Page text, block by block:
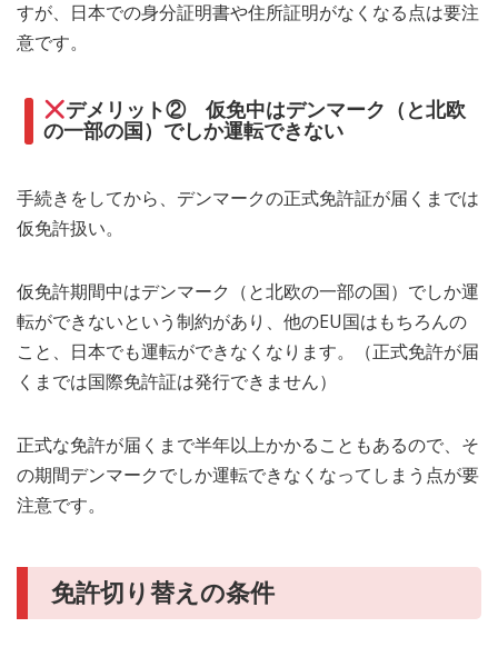
すが、日本での身分証明書や住所証明がなくなる点は要注
意です。
デメリット② 仮免中はデンマーク（と北欧
の一部の国）でしか運転できない
手続きをしてから、デンマークの正式免許証が届くまでは
仮免許扱い。
仮免許期間中はデンマーク（と北欧の一部の国）でしか運
転ができないという制約があり、他のEU国はもちろんの
こと、日本でも運転ができなくなります。（正式免許が届
くまでは国際免許証は発行できません）
正式な免許が届くまで半年以上かかることもあるので、そ
の期間デンマークでしか運転できなくなってしまう点が要
注意です。
免許切り替えの条件